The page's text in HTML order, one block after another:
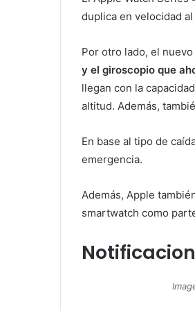
duplica en velocidad
Por otro lado, el
y el giroscopio que
llegan con la
altitud. Además,
En base al tipo de
emergencia.
Además, Apple
smartwatch como